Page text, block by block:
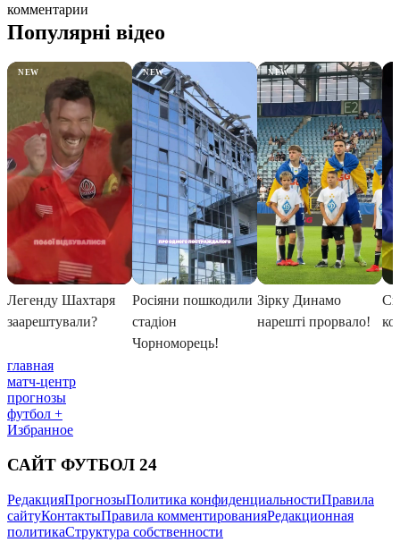
комментарии
главная
матч-центр
прогнозы
футбол +
Избранное
САЙТ ФУТБОЛ 24
РедакцияПрогнозыПолитика конфиденциальностиПравила
сайтуКонтактыПравила комментированияРедакционная
политикаСтруктура собственности